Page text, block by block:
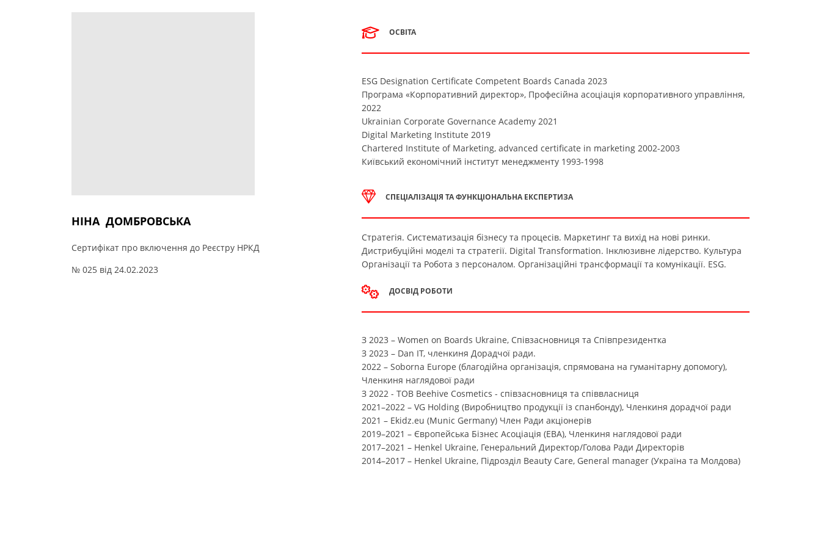
НІНА ДОМБРОВСЬКА
Сертифікат про включення до Реєстру НРКД
№ 025 від 24.02.2023
ОСВІТА
ESG Designation Certificate Competent Boards Canada 2023
Програма «Корпоративний директор», Професійна асоціація корпоративного управління,
2022
Ukrainian Corporate Governance Academy 2021
Digital Marketing Institute 2019
Chartered Institute of Marketing, advanced certificate in marketing 2002-2003
Київський економічний інститут менеджменту 1993-1998
СПЕЦІАЛІЗАЦІЯ ТА ФУНКЦІОНАЛЬНА ЕКСПЕРТИЗА
Стратегія. Систематизація бізнесу та процесів. Маркетинг та вихід на нові ринки.
Дистрибуційні моделі та стратегії. Digital Transformation. Інклюзивне лідерство. Культура
Організації та Робота з персоналом. Організаційні трансформації та комунікації. ESG.
ДОСВІД РОБОТИ
З 2023 – Women on Boards Ukraine, Співзасновниця та Співпрезидентка
З 2023 – Dan IT, членкиня Дорадчої ради.
2022 – Soborna Europe (благодійна організація, спрямована на гуманітарну допомогу),
Членкиня наглядової ради
З 2022 - ТОВ Beehive Cosmetics - співзасновниця та співвласниця
2021–2022 – VG Holding (Виробництво продукції із спанбонду), Членкиня дорадчої ради
2021 – Ekidz.eu (Munic Germany) Член Ради акціонерів
2019–2021 – Європейська Бізнес Асоціація (EBA), Членкиня наглядової ради
2017–2021 – Henkel Ukraine, Генеральний Директор/Голова Ради Директорів
2014–2017 – Henkel Ukraine, Підрозділ Beauty Care, General manager (Україна та Молдова)